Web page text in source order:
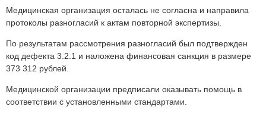
Медицинская организация осталась не согласна и направила
протоколы разногласий к актам повторной экспертизы.
По результатам рассмотрения разногласий был подтвержден
код дефекта 3.2.1 и наложена финансовая санкция в размере
373 312 рублей.
Медицинской организации предписали оказывать помощь в
соответствии с установленными стандартами.